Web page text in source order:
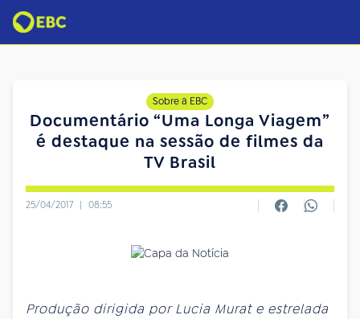
Sobre a EBC
Documentário “Uma Longa Viagem”
é destaque na sessão de filmes da
TV Brasil
25/04/2017 | 08:55
Produção dirigida por Lucia Murat e estrelada